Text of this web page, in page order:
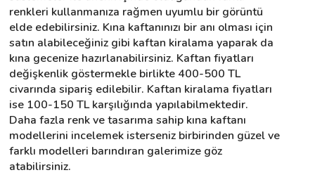
renkleri kullanmanıza rağmen uyumlu bir görüntü
elde edebilirsiniz. Kına kaftanınızı bir anı olması için
satın alabileceğiniz gibi kaftan kiralama yaparak da
kına gecenize hazırlanabilirsiniz. Kaftan fiyatları
değişkenlik göstermekle birlikte 400-500 TL
civarında sipariş edilebilir. Kaftan kiralama fiyatları
ise 100-150 TL karşılığında yapılabilmektedir.
Daha fazla renk ve tasarıma sahip kına kaftanı
modellerini incelemek isterseniz birbirinden güzel ve
farklı modelleri barındıran galerimize göz
atabilirsiniz.